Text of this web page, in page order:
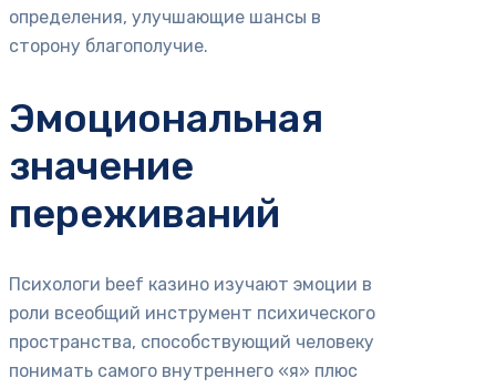
определения, улучшающие шансы в
сторону благополучие.
Эмоциональная
значение
переживаний
Психологи beef казино изучают эмоции в
роли всеобщий инструмент психического
пространства, способствующий человеку
понимать самого внутреннего «я» плюс